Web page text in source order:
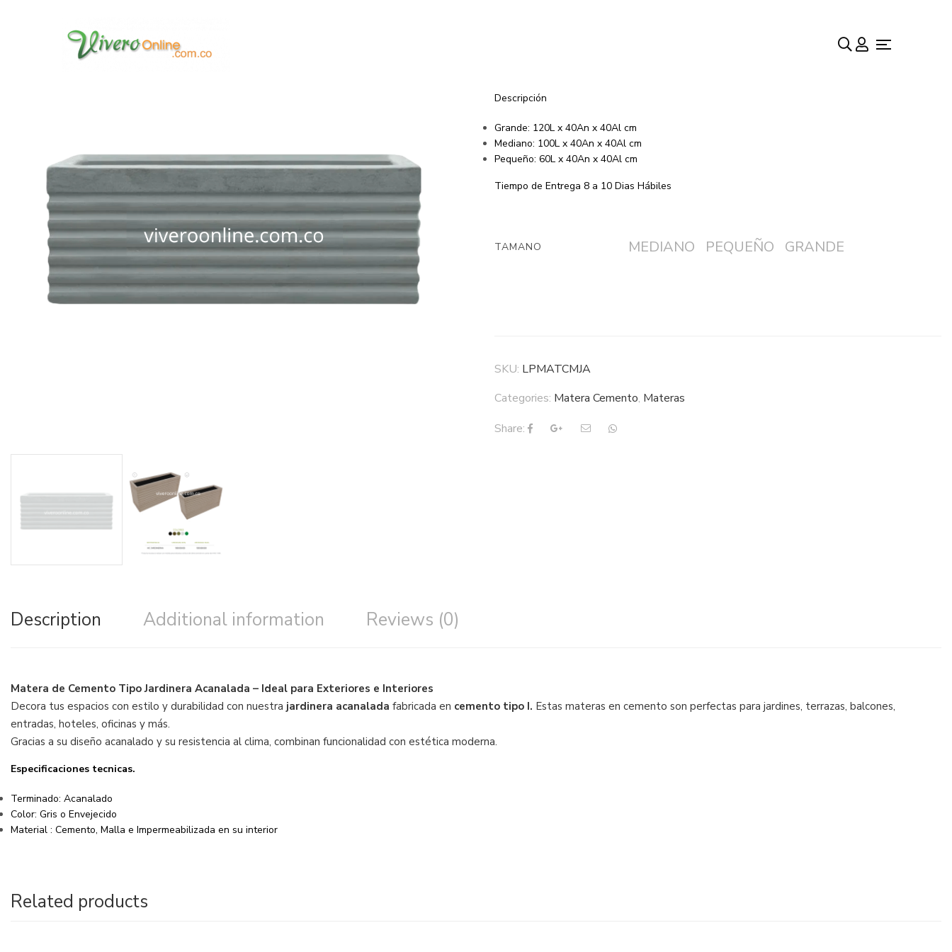
Descripción
Grande: 120L x 40An x 40Al cm
Mediano: 100L x 40An x 40Al cm
Pequeño: 60L x 40An x 40Al cm
Tiempo de Entrega 8 a 10 Dias Hábiles
TAMANO MEDIANO PEQUEÑO GRANDE
SKU: LPMATCMJA
Categories: Matera Cemento, Materas
Share:
Description Additional information Reviews (0)
Matera de Cemento Tipo Jardinera Acanalada – Ideal para Exteriores e Interiores
Decora tus espacios con estilo y durabilidad con nuestra jardinera acanalada fabricada en cemento tipo I. Estas materas en cemento son perfectas para jardines, terrazas, balcones,
entradas, hoteles, oficinas y más.
Gracias a su diseño acanalado y su resistencia al clima, combinan funcionalidad con estética moderna.
Especificaciones tecnicas.
Terminado: Acanalado
Color: Gris o Envejecido
Material : Cemento, Malla e Impermeabilizada en su interior
Related products